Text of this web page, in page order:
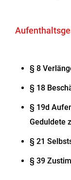
§ 8
§ 18
§ 19d
Geduldete
§ 21
§ 39